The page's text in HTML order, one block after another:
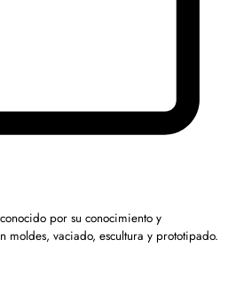
por su conocimiento y
moldes, vaciado, escultura y prototipado.